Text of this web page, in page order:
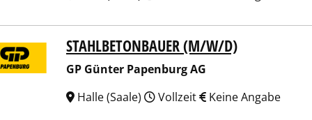
Papenburg AG
STAHLBETONBAUER (M/W/D)
GP Günter Papenburg AG
Halle (Saale)
Vollzeit Keine Angabe